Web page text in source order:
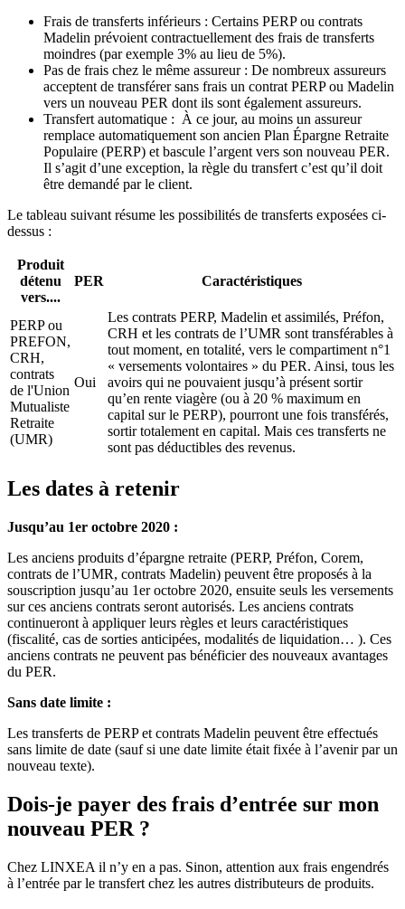
Frais de transferts inférieurs : Certains PERP ou contrats
Madelin prévoient contractuellement des frais de transferts
moindres (par exemple 3% au lieu de 5%).
Pas de frais chez le même assureur : De nombreux assureurs
acceptent de transférer sans frais un contrat PERP ou Madelin
vers un nouveau PER dont ils sont également assureurs.
Transfert automatique : À ce jour, au moins un assureur
remplace automatiquement son ancien Plan Épargne Retraite
Populaire (PERP) et bascule l’argent vers son nouveau PER.
Il s’agit d’une exception, la règle du transfert c’est qu’il doit
être demandé par le client.
Le tableau suivant résume les possibilités de transferts exposées ci-
dessus :
Produit
détenu
vers....
PER Caractéristiques
PERP ou
PREFON,
CRH,
contrats
de l'Union
Mutualiste
Retraite
(UMR)
Oui
Les contrats PERP, Madelin et assimilés, Préfon,
CRH et les contrats de l’UMR sont transférables à
tout moment, en totalité, vers le compartiment n°1
« versements volontaires » du PER. Ainsi, tous les
avoirs qui ne pouvaient jusqu’à présent sortir
qu’en rente viagère (ou à 20 % maximum en
capital sur le PERP), pourront une fois transférés,
sortir totalement en capital. Mais ces transferts ne
sont pas déductibles des revenus.
Les dates à retenir
Jusqu’au 1er octobre 2020 :
Les anciens produits d’épargne retraite (PERP, Préfon, Corem,
contrats de l’UMR, contrats Madelin) peuvent être proposés à la
souscription jusqu’au 1er octobre 2020, ensuite seuls les versements
sur ces anciens contrats seront autorisés. Les anciens contrats
continueront à appliquer leurs règles et leurs caractéristiques
(fiscalité, cas de sorties anticipées, modalités de liquidation… ). Ces
anciens contrats ne peuvent pas bénéficier des nouveaux avantages
du PER.
Sans date limite :
Les transferts de PERP et contrats Madelin peuvent être effectués
sans limite de date (sauf si une date limite était fixée à l’avenir par un
nouveau texte).
Dois-je payer des frais d’entrée sur mon
nouveau PER ?
Chez LINXEA il n’y en a pas. Sinon, attention aux frais engendrés
à l’entrée par le transfert chez les autres distributeurs de produits.